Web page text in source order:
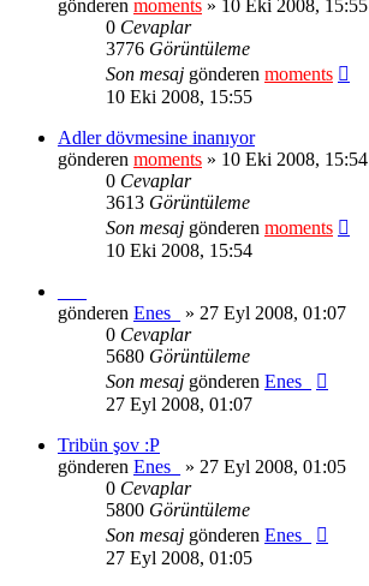
gönderen moments » 10 Eki 2008, 15:55
0 Cevaplar
3776 Görüntüleme
Son mesaj gönderen moments
10 Eki 2008, 15:55
Adler dövmesine inanıyor
gönderen moments » 10 Eki 2008, 15:54
0 Cevaplar
3613 Görüntüleme
Son mesaj gönderen moments
10 Eki 2008, 15:54
gönderen Enes_
» 27 Eyl 2008, 01:07
0 Cevaplar
5680 Görüntüleme
Son mesaj gönderen Enes_
27 Eyl 2008, 01:07
Tribün şov :P
gönderen Enes_
» 27 Eyl 2008, 01:05
0 Cevaplar
5800 Görüntüleme
Son mesaj gönderen Enes_
27 Eyl 2008, 01:05